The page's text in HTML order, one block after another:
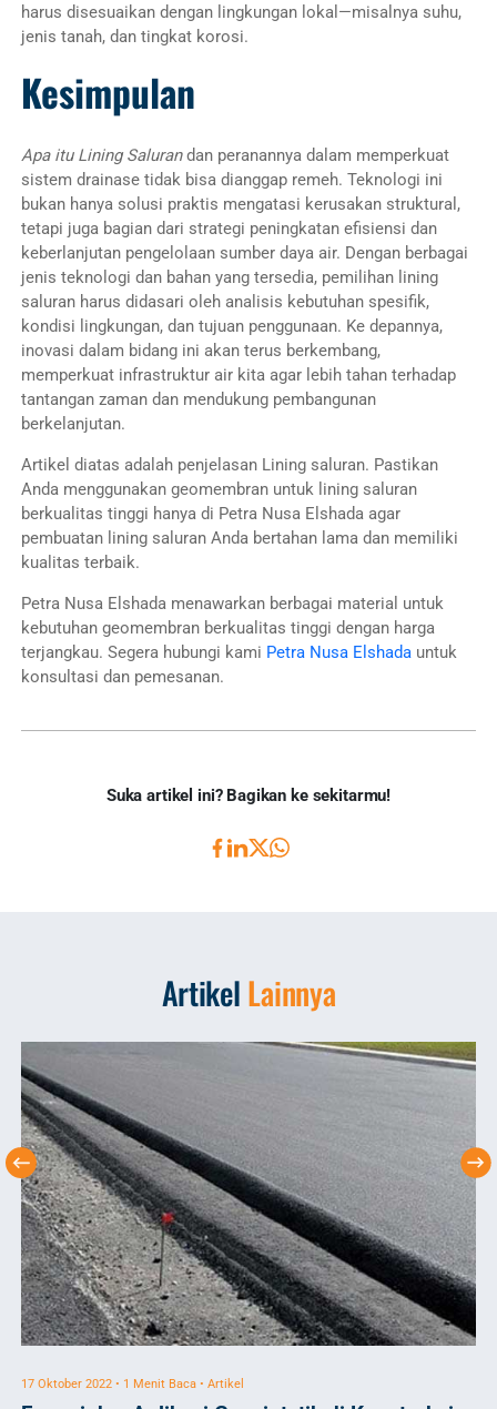
harus disesuaikan dengan lingkungan lokal—misalnya suhu,
jenis tanah, dan tingkat korosi.
Kesimpulan
Apa itu Lining Salurandan peranannya dalam memperkuat
sistem drainase tidak bisa dianggap remeh. Teknologi ini
bukan hanya solusi praktis mengatasi kerusakan struktural,
tetapi juga bagian dari strategi peningkatan efisiensi dan
keberlanjutan pengelolaan sumber daya air. Dengan berbagai
jenis teknologi dan bahan yang tersedia, pemilihan lining
saluran harus didasari oleh analisis kebutuhan spesifik,
kondisi lingkungan, dan tujuan penggunaan. Ke depannya,
inovasi dalam bidang ini akan terus berkembang,
memperkuat infrastruktur air kita agar lebih tahan terhadap
tantangan zaman dan mendukung pembangunan
berkelanjutan.
Artikel diatas adalah penjelasan Lining saluran. Pastikan
Anda menggunakan geomembran untuk lining saluran
berkualitas tinggi hanya di Petra Nusa Elshada agar
pembuatan lining saluran Anda bertahan lama dan memiliki
kualitas terbaik.
Petra Nusa Elshada menawarkan berbagai material untuk
kebutuhan geomembran berkualitas tinggi dengan harga
terjangkau. Segera hubungi kami Petra Nusa Elshadauntuk
konsultasi dan pemesanan.
Suka artikel ini? Bagikan ke sekitarmu!
ArtikelLainnya
17 Oktober 2022 • 1 Menit Baca • Artikel